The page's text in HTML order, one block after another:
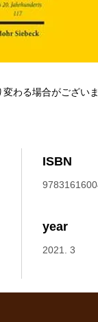
ISBN
year
2021. 3
わる場合がござい